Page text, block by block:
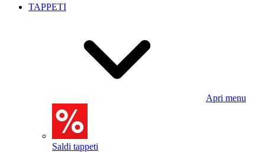
TAPPETI
Apri menu
Saldi tappeti